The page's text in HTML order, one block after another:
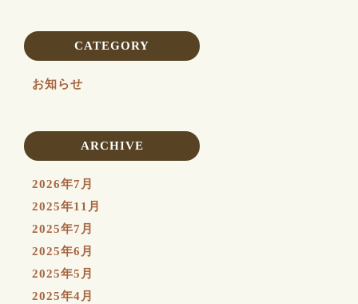
CATEGORY
お知らせ
ARCHIVE
2026年7月
2025年11月
2025年7月
2025年6月
2025年5月
2025年4月